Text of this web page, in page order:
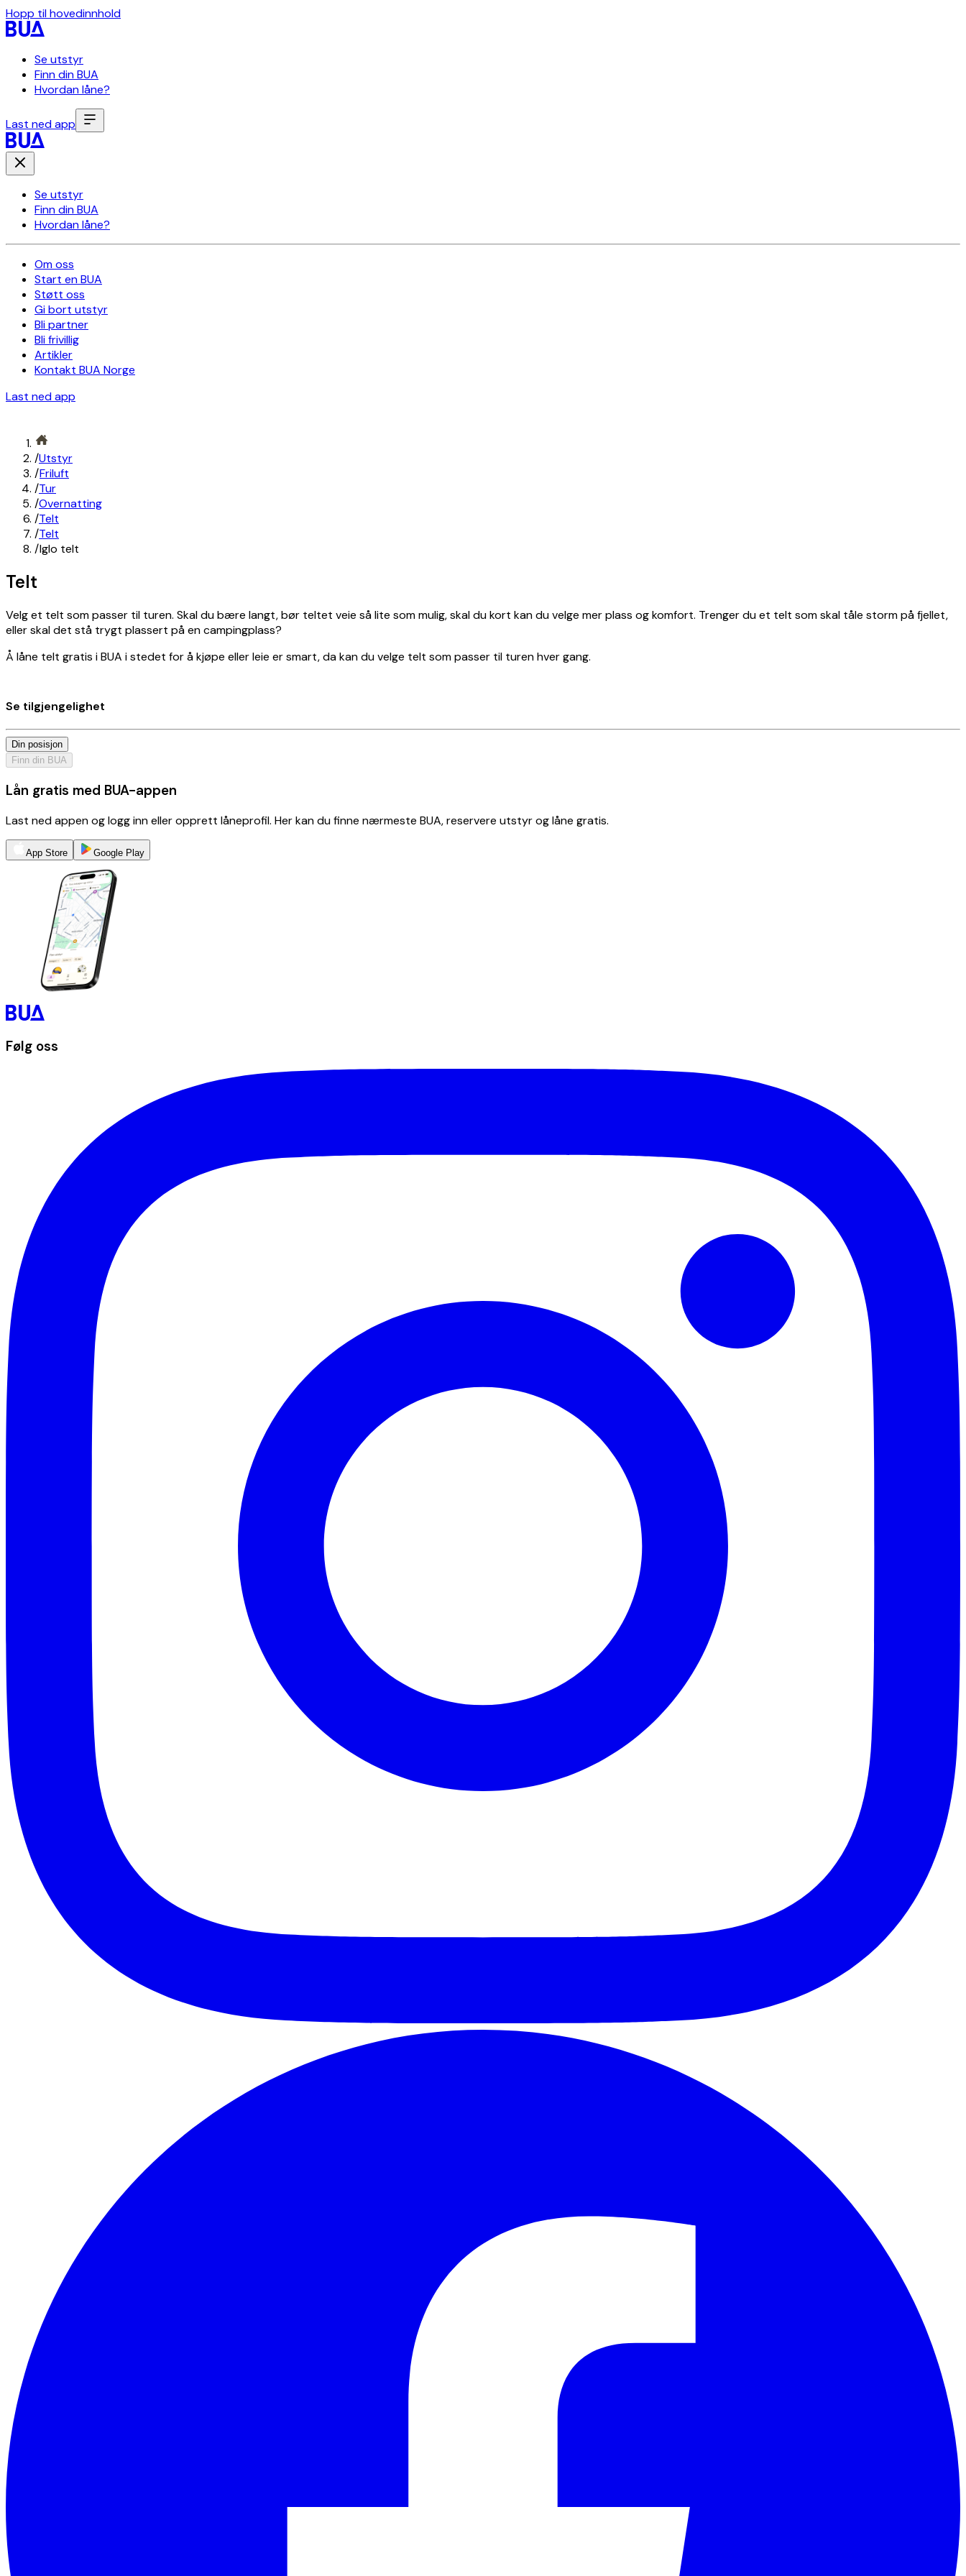
Hopp til hovedinnhold
Se utstyr
Finn din BUA
Hvordan låne?
Last ned app
Se utstyr
Finn din BUA
Hvordan låne?
Om oss
Start en BUA
Støtt oss
Gi bort utstyr
Bli partner
Bli frivillig
Artikler
Kontakt BUA Norge
Last ned app
/Utstyr
/Friluft
/Tur
/Overnatting
/Telt
/Telt
/Iglo telt
Telt
Velg et telt som passer til turen. Skal du bære langt, bør teltet veie så lite som mulig, skal du kort kan du velge mer plass og komfort. Trenger du et telt som skal tåle storm på fjellet,
eller skal det stå trygt plassert på en campingplass?
Å låne telt gratis i BUA i stedet for å kjøpe eller leie er smart, da kan du velge telt som passer til turen hver gang.
Se tilgjengelighet
Din posisjon
Finn din BUA
Lån gratis med BUA-appen
Last ned appen og logg inn eller opprett låneprofil. Her kan du finne nærmeste BUA, reservere utstyr og låne gratis.
App Store Google Play
Følg oss